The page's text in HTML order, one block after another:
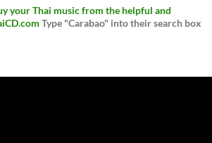
your Thai music from the helpful and
Type "Carabao" into their search box